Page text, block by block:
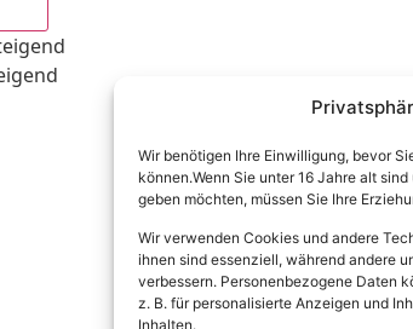
Wir benötigen Ihre Einwilligung, bevor
können.Wenn Sie unter 16 Jahre alt
geben möchten, müssen Sie Ihre
Wir verwenden Cookies und andere
ihnen sind essenziell, während andere
verbessern. Personenbezogene Daten
z. B. für personalisierte Anzeigen und
Inhalten.